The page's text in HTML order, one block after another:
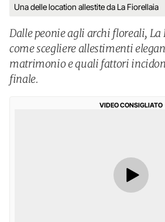
Una delle location allestite da La Fiorellaia
Dalle peonie agli archi floreali, La
come scegliere allestimenti
matrimonio e quali fattori
finale.
VIDEO CONSIGLIATO